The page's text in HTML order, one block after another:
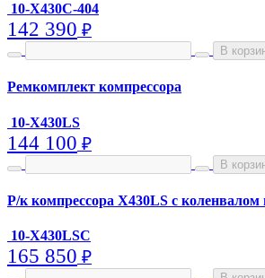
10-X430C-404
142 390 ₽
В
Ремкомплект компрессора
10-X430LS
144 100 ₽
В
Р/к компрессора X430LS с
10-X430LSC
165 850 ₽